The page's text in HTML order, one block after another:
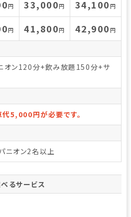
円 33,000円 34,100円
円 41,800円 42,900円
オン120分+飲み放題150分+サ
5,000円が必要です。
ニオン2名以上
るサービス